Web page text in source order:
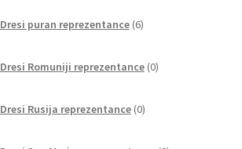
Dresi puran reprezentance 6izdelkov
Dresi Romuniji reprezentance 0izdelkov
Dresi Rusija reprezentance 0izdelkov